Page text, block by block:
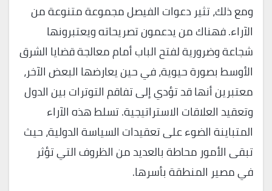
ومع ذلك، تثير دعوات الفيصل مجموعة متنوعة من
الآراء. فهناك من يدعمون تصريحاته ويعتبرونها
شجاعة وضرورية لفتح الباب أمام معالجة قضايا الشرق
الأوسط بصورة حيوية، في حين يعارضها البعض الآخر،
معتبرين أنها قد تؤدي إلى تفاقم التوترات بين الدول
وتعقيد العلاقات الاستراتيجية. تسلط هذه الآراء
المتباينة الضوء على تعقيدات السياسة الدولية، حيث
تبقى الأمور محاطة بالعديد من الظروف التي تؤثر
في مصير المنطقة بأسرها.